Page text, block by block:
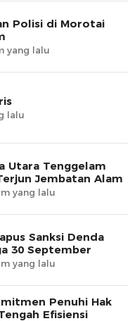
Polisi di Morotai
yang lalu
lalu
Utara Tenggelam
Jembatan Alam
yang lalu
Sanksi Denda
30 September
yang lalu
Penuhi Hak
Efisiensi